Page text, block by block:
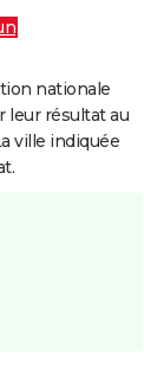
nationale
leur résultat au
ville indiquée